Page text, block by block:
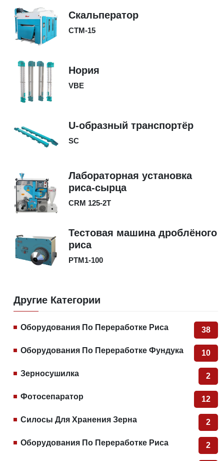
Скальператор
CTM-15
Нория
VBE
U-образный транспортёр
SC
Лабораторная установка
риса-сырца
CRM 125-2T
Тестовая машина дроблёного
риса
PTM1-100
Другие Категории
Оборудования По Переработке Риса 38
Оборудования По Переработке Фундука 10
Зерносушилка 2
Фотосепаратор 12
Силосы Для Хранения Зерна 2
Оборудования По Переработке Риса 2